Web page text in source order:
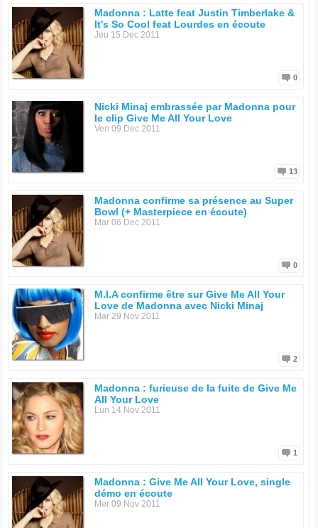
Madonna : Latte feat Justin Timberlake &
It's So Cool feat Lourdes en écoute
Jeu 15 Dec 2011
0
Nicki Minaj embrassée par Madonna pour
le clip Give Me All Your Love
Ven 09 Dec 2011
13
Madonna confirme sa présence au Super
Bowl (+ Masterpiece en écoute)
Mar 06 Dec 2011
0
M.I.A confirme être sur Give Me All Your
Love de Madonna avec Nicki Minaj
Mar 29 Nov 2011
2
Madonna : furieuse de la fuite de Give Me
All Your Love
Lun 14 Nov 2011
1
Madonna : Give Me All Your Love, single
démo en écoute
Mer 09 Nov 2011